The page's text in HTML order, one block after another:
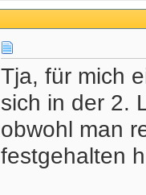
Tja, für mich
sich in der 2.
obwohl man
festgehalten